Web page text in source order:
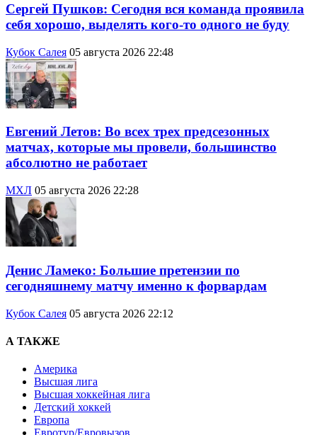
Сергей Пушков: Сегодня вся команда проявила
себя хорошо, выделять кого-то одного не буду
Кубок Салея 05 августа 2026 22:48
Евгений Летов: Во всех трех предсезонных
матчах, которые мы провели, большинство
абсолютно не работает
МХЛ 05 августа 2026 22:28
Денис Ламеко: Большие претензии по
сегодняшнему матчу именно к форвардам
Кубок Салея 05 августа 2026 22:12
А ТАКЖЕ
Америка
Высшая лига
Высшая хоккейная лига
Детский хоккей
Европа
Евротур/Евровызов